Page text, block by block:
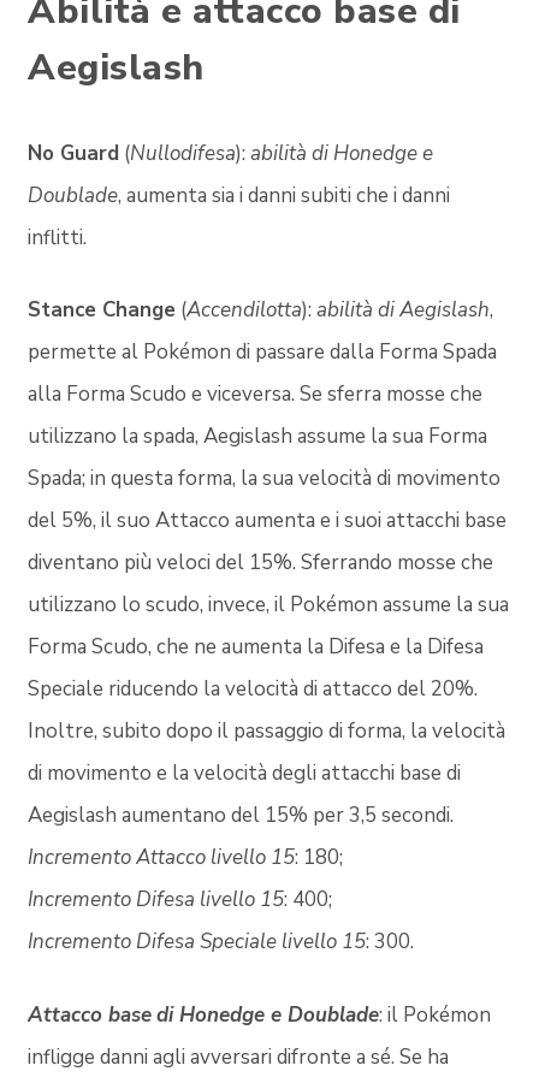
Abilità e attacco base di
Aegislash
No Guard (Nullodifesa): abilità di Honedge e
Doublade, aumenta sia i danni subiti che i danni
inflitti.
Stance Change (Accendilotta): abilità di Aegislash,
permette al Pokémon di passare dalla Forma Spada
alla Forma Scudo e viceversa. Se sferra mosse che
utilizzano la spada, Aegislash assume la sua Forma
Spada; in questa forma, la sua velocità di movimento
del 5%, il suo Attacco aumenta e i suoi attacchi base
diventano più veloci del 15%. Sferrando mosse che
utilizzano lo scudo, invece, il Pokémon assume la sua
Forma Scudo, che ne aumenta la Difesa e la Difesa
Speciale riducendo la velocità di attacco del 20%.
Inoltre, subito dopo il passaggio di forma, la velocità
di movimento e la velocità degli attacchi base di
Aegislash aumentano del 15% per 3,5 secondi.
Incremento Attacco livello 15: 180;
Incremento Difesa livello 15: 400;
Incremento Difesa Speciale livello 15: 300.
Attacco basedi Honedge e Doublade: il Pokémon
infligge danni agli avversari difronte a sé. Se ha